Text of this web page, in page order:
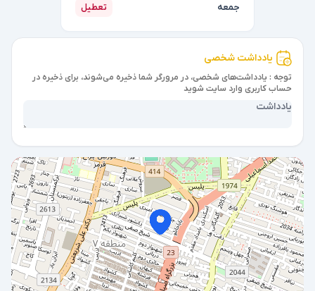
جمعه تعطیل
یادداشت شخصی
توجه : یادداشت‌های شخصی، در مرورگر شما ذخیره می‌شوند، برای ذخیره در
حساب کاربری وارد سایت شوید